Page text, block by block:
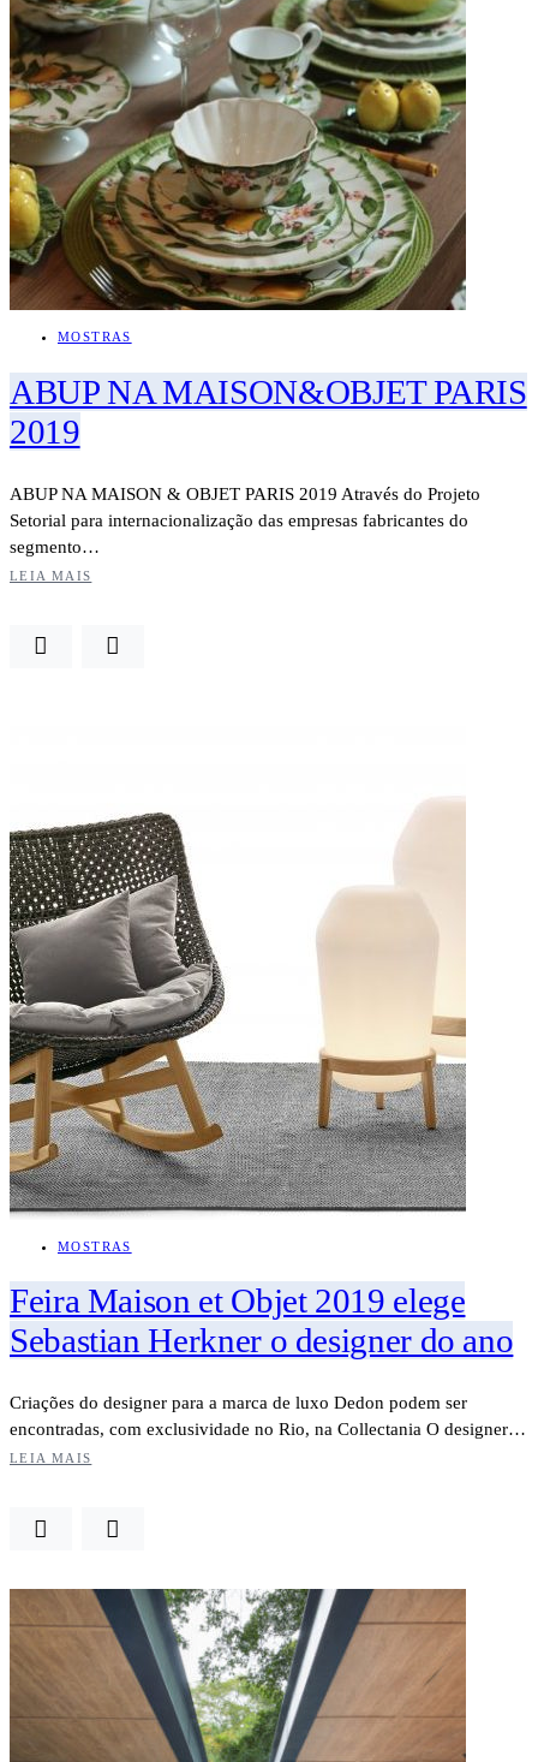
MOSTRAS
ABUP NA MAISON&OBJET PARIS
2019
ABUP NA MAISON & OBJET PARIS 2019 Através do Projeto
Setorial para internacionalização das empresas fabricantes do
segmento…
LEIA MAIS
MOSTRAS
Feira Maison et Objet 2019 elege
Sebastian Herkner o designer do ano
Criações do designer para a marca de luxo Dedon podem ser
encontradas, com exclusividade no Rio, na Collectania O designer…
LEIA MAIS